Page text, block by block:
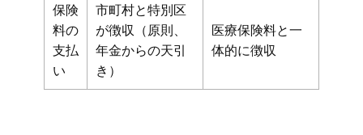
保険
料の
支払
い
市町村と特別区
が徴収（原則、
年金からの天引
き）
医療保険料と一
体的に徴収